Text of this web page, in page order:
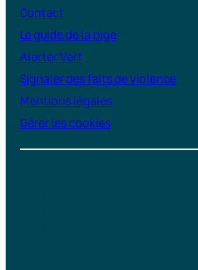
Contact
Le guide de la pige
Alerter Vert
Signaler des faits de violence
Mentions légales
Gérer les cookies